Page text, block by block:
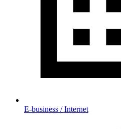
E-business / Internet